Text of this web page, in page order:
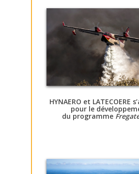
HYNAERO et LATECOERE
pour le
du programme